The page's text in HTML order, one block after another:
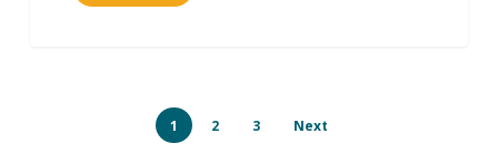
1 2 3 Next